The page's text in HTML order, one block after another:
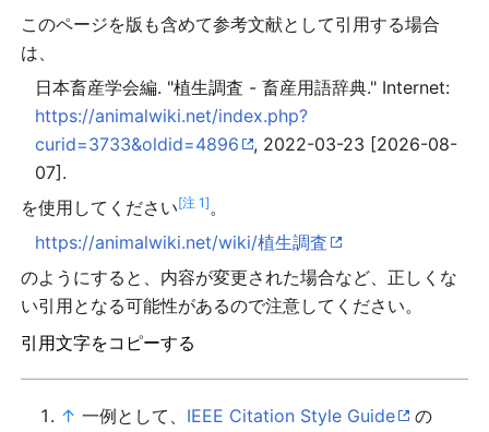
このページを版も含めて参考文献として引用する場合
は、
日本畜産学会編. "植生調査 - 畜産用語辞典." Internet:
https://animalwiki.net/index.php?
curid=3733&oldid=4896
, 2022-03-23 [2026-08-
07].
を使用してください[注 1]。
https://animalwiki.net/wiki/植生調査
のようにすると、内容が変更された場合など、正しくな
い引用となる可能性があるので注意してください。
引用文字をコピーする
↑ 一例として、 IEEE Citation Style Guide
の